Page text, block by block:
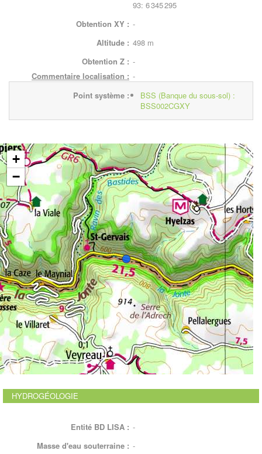
93: 6 345 295
Obtention XY : -
Altitude : 498 m
Obtention Z : -
Commentaire localisation : -
Point système :
BSS (Banque du sous-sol) :
BSS002CGXY
+
−
HYDROGÉOLOGIE
Entité BD LISA : -
Masse d'eau souterraine : -